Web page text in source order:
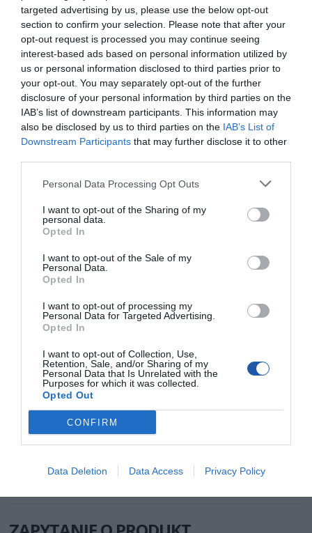
targeted advertising by us, please use the below opt-out
section to confirm your selection. Please note that after your
opt-out request is processed you may continue seeing
interest-based ads based on personal information utilized by
us or personal information disclosed to third parties prior to
your opt-out. You may separately opt-out of the further
disclosure of your personal information by third parties on the
IAB’s list of downstream participants. This information may
also be disclosed by us to third parties on the IAB’s List of
Downstream Participants that may further disclose it to other
Personal Data Processing Opt Outs
I want to opt-out of the Sharing of my
personal data.
Opted In
I want to opt-out of the Sale of my
Personal Data.
Opted In
I want to opt-out of processing my
Personal Data for Targeted Advertising.
Opted In
I want to opt-out of Collection, Use,
Retention, Sale, and/or Sharing of my
Personal Data that Is Unrelated with the
Purposes for which it was collected.
Opted Out
CONFIRM
Data Deletion Data Access Privacy Policy
(AWG)
Cechy Bezhalogenowe
Długość 25 cm
Kolor Żółty
Złącza
Złącze (Drugi
Koniec)
RJ-45 - męski
normami
Gwarancja producenta
Obsługa i
wsparcie
Deklarowana waga jest wagą minimalną i może różnić się w zależności od
konfiguracji oraz zmian występujących w procesie produkcyjnym.
INFORMACJE HANDLOWE
Kod producenta CQ3017S
producenta
LogiLink
2direct GmbH
Telefon: +49 2355 500 0
E-mail: info@2direct.de
Strona internetowa: logilink.de
Pomoc
techniczna
http://www.logilink.eu/content/support?
seticlanguage=en